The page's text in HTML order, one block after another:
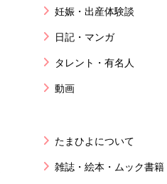
妊娠・出産体験談
日記・マンガ
タレント・有名人
動画
たまひよについて
雑誌・絵本・ムック書籍